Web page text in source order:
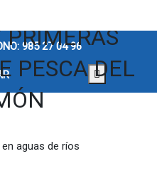
985 27 04 96
PESCA DEL
aguas de ríos